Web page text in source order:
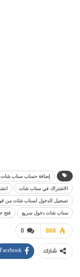
إضافة حساب سناب شات
الاشتراك في سناب شات
تسجيل الدخول لسناب شات من
سناب شات دخول سريع
فتح
0 868
شارك Facebook